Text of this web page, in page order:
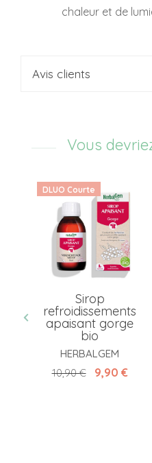
chaleur et de
Avis clients
Vous
DLUO Courte
Sirop
refroidissements
apaisant gorge
bio
HERBALGEM
Prix de base
10,90 € Prix
9,90 €